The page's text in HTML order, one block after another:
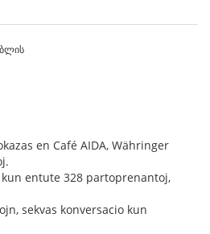
en Café AIDA, Währinger
entute 328 partoprenantoj,
sekvas konversacio kun